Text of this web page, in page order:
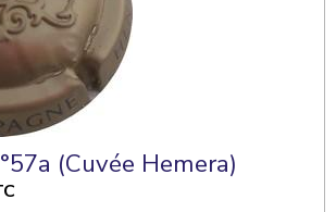
HENRIOT n°57a (Cuvée Hemera)